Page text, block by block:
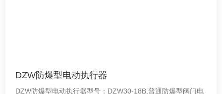
DZW防爆型电动执行器
DZW防爆型电动执行器型号：DZW30-18B,普通防爆型阀门电